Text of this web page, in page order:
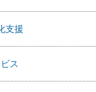
支援
ス